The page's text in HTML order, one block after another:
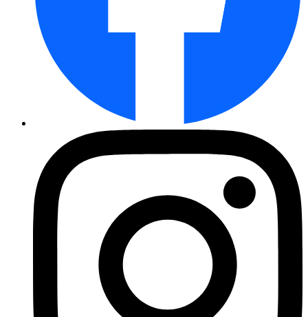
Winterling